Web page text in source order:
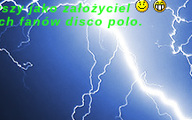
jako założyciel
fanów disco polo.